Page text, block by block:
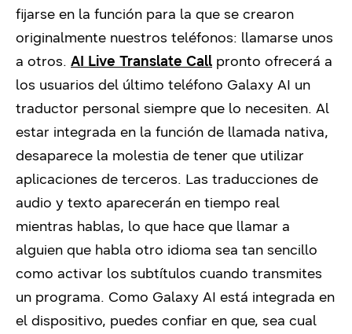
fijarse en la función para la que se crearon
originalmente nuestros teléfonos: llamarse unos
a otros. AI Live Translate Call pronto ofrecerá a
los usuarios del último teléfono Galaxy AI un
traductor personal siempre que lo necesiten. Al
estar integrada en la función de llamada nativa,
desaparece la molestia de tener que utilizar
aplicaciones de terceros. Las traducciones de
audio y texto aparecerán en tiempo real
mientras hablas, lo que hace que llamar a
alguien que habla otro idioma sea tan sencillo
como activar los subtítulos cuando transmites
un programa. Como Galaxy AI está integrada en
el dispositivo, puedes confiar en que, sea cual